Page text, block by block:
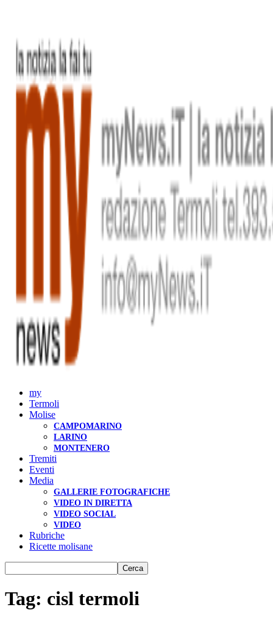
my
Termoli
Molise
CAMPOMARINO
LARINO
MONTENERO
Tremiti
Eventi
Media
GALLERIE FOTOGRAFICHE
VIDEO IN DIRETTA
VIDEO SOCIAL
VIDEO
Rubriche
Ricette molisane
Tag: cisl termoli